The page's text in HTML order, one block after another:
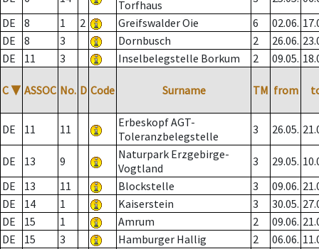
Torfhaus
DE
8 1 2 Greifswalder Oie 6 02.06.
DE
8 3 Dornbusch 2 26.06.
DE
11 3 Inselbelegstelle Borkum 2 09.05.
C ▼ ASSOC No. D Code Surname TM from
DE 11 11
Erbeskopf AGT-
Toleranzbelegstelle
3 26.05.
DE 13 9
Naturpark Erzgebirge-
Vogtland
3 29.05.
DE
13 11 Blockstelle 3 09.06.
DE
14 1 Kaiserstein 3 30.05.
DE
15 1 Amrum 2 09.06.
DE
15 3 Hamburger Hallig 2 06.06.